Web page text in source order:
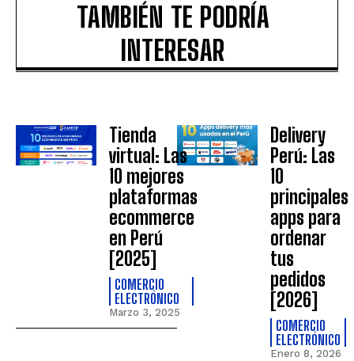
TAMBIÉN TE PODRÍA
INTERESAR
Tienda
virtual: Las
10 mejores
plataformas
ecommerce
en Perú
[2025]
COMERCIO
ELECTRÓNICO
Marzo 3, 2025
Delivery
Perú: Las
10
principales
apps para
ordenar
tus
pedidos
[2026]
COMERCIO
ELECTRÓNICO
Enero 8, 2026